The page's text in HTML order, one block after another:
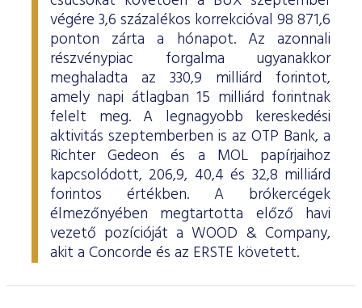
ESG Útmutató
végére 3,6 százalékos korrekcióval 98 871,6
ponton zárta a hónapot. Az azonnali
részvénypiac forgalma ugyanakkor
meghaladta az 330,9 milliárd forintot,
amely napi átlagban 15 milliárd forintnak
felelt meg. A legnagyobb kereskedési
aktivitás szeptemberben is az OTP Bank, a
Richter Gedeon és a MOL papírjaihoz
kapcsolódott, 206,9, 40,4 és 32,8 milliárd
forintos értékben. A brókercégek
élmezőnyében megtartotta előző havi
vezető pozícióját a WOOD & Company,
akit a Concorde és az ERSTE követett.